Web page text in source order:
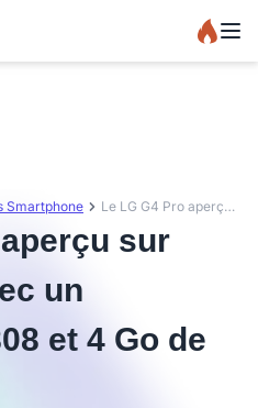
Smartphone Le LG G4 Pro aperçu sur GFXBench avec un Snapdragon 808 et 4 Go de RAM
sur
un
et 4 Go de